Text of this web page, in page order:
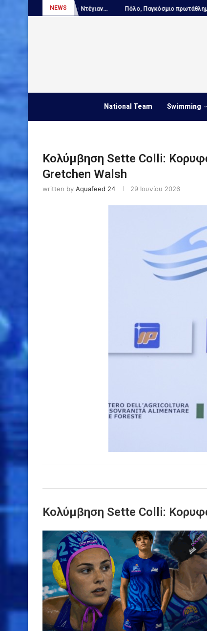
NEWS
– Ο Ντέγιαν... Πόλο, Παγκόσμιο πρωτάθλημα Παίδων:...
National Team Swimming
Κολύμβηση Sette Colli:
Gretchen Walsh
written by Aquafeed 24 29 Ιουνίου 2026
Κολύμβηση Sette Colli: